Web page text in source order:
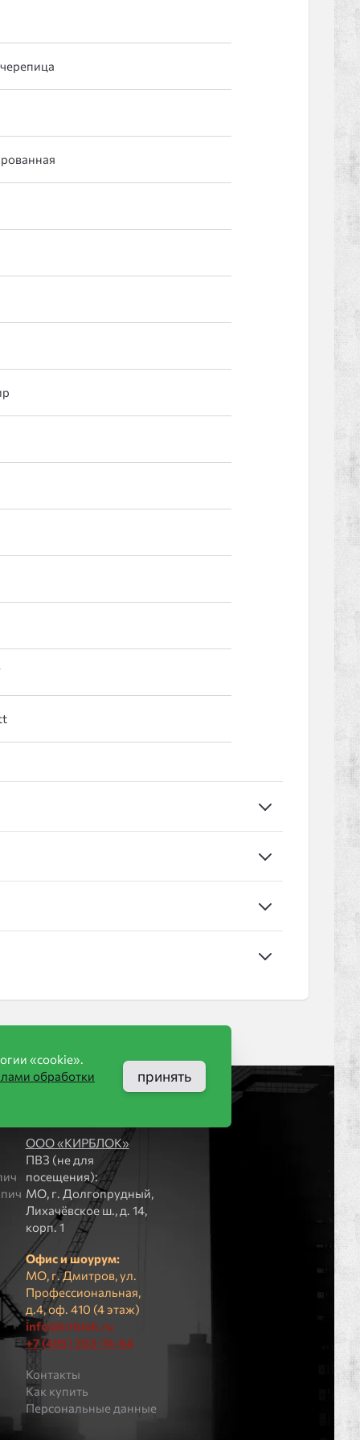
ООО «КИРБЛОК»
ПВЗ (не для
посещения):
МO, г. Долгопрудный,
Лихачёвское ш., д. 14,
корп. 1
Офис и шоурум:
МО, г. Дмитров, ул.
Профессиональная,
д.4, оф. 410 (4 этаж)
info@kirblok.ru
+7 (495) 363-74-64
Контакты
Как купить
Персональные данные
«cookie».
обработки
принять